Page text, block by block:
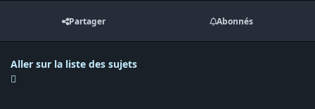
Partager Abonnés
Aller sur la liste des sujets